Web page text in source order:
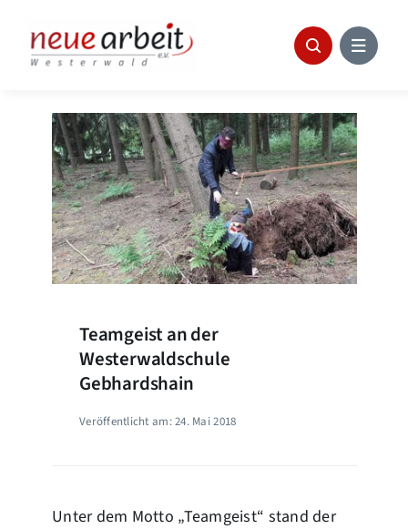
content
Teamgeist an der
Westerwaldschule
Gebhardshain
Veröffentlicht am: 24. Mai 2018
Unter dem Motto „Teamgeist“ stand der